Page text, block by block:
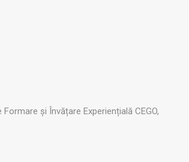
Formare și Învățare Experiențială CEGO,